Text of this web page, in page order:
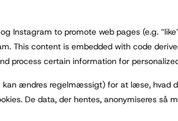
Instagram to promote web pages (e.g.
This content is embedded with code
process certain information for
ændres regelmæssigt) for at læse, hvad
De data, der hentes, anonymiseres så